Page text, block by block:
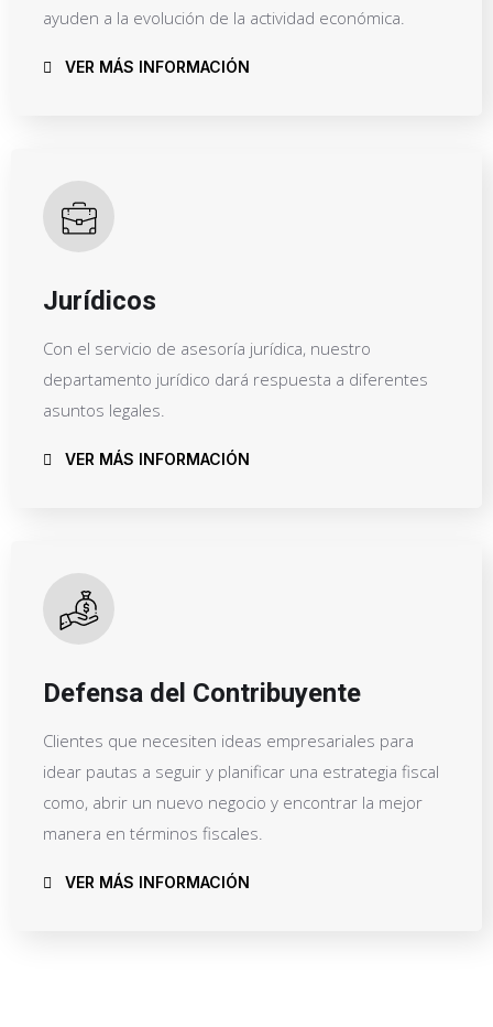
ayuden a la evolución de la actividad económica.
VER MÁS INFORMACIÓN
Jurídicos
Con el servicio de asesoría jurídica, nuestro
departamento jurídico dará respuesta a diferentes
asuntos legales.
VER MÁS INFORMACIÓN
Defensa del Contribuyente
Clientes que necesiten ideas empresariales para
idear pautas a seguir y planificar una estrategia fiscal
como, abrir un nuevo negocio y encontrar la mejor
manera en términos fiscales.
VER MÁS INFORMACIÓN